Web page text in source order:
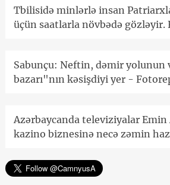
Tbilisidə minlərlə insan
üçün saatlarla növbədə gözləyir.
Sabunçu: Neftin, dəmir yolunun
bazarı"nın kəsişdiyi yer -
Azərbaycanda televiziyalar
kazino biznesinə necə zəmin